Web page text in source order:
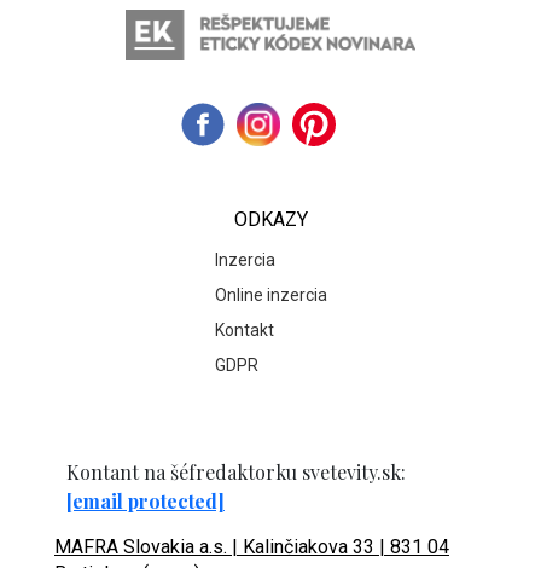
ODKAZY
Inzercia
Online inzercia
Kontakt
GDPR
Kontant na šéfredaktorku svetevity.sk:
[email protected]
MAFRA Slovakia a.s. | Kalinčiakova 33 | 831 04